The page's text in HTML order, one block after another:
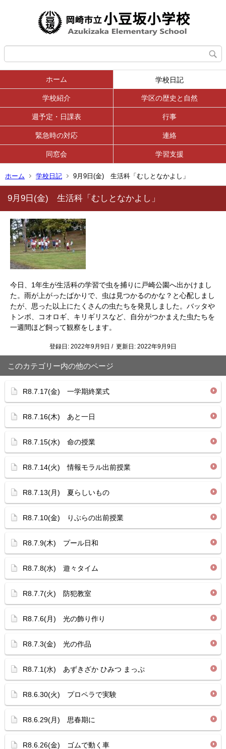
ホーム 学校日記
学校紹介 学区の歴史と自然
週予定・日課表 行事
緊急時の対応 連絡
同窓会 学習支援
ホーム 学校日記 9月9日(金) 生活科「むしとなかよし」
9月9日(金) 生活科「むしとなかよし」
今日、1年生が生活科の学習で虫を捕りに戸崎公園へ出かけまし
た。雨が上がったばかりで、虫は見つかるのかな？と心配しまし
たが、思った以上にたくさんの虫たちを発見しました。バッタや
トンボ、コオロギ、キリギリスなど、自分がつかまえた虫たちを
一週間ほど飼って観察をします。
登録日: 2022年9月9日 / 更新日: 2022年9月9日
このカテゴリー内の他のページ
R8.7.17(金) 一学期終業式
R8.7.16(木) あと一日
R8.7.15(水) 命の授業
R8.7.14(火) 情報モラル出前授業
R8.7.13(月) 夏らしいもの
R8.7.10(金) りぶらの出前授業
R8.7.9(木) プール日和
R8.7.8(水) 遊々タイム
R8.7.7(火) 防犯教室
R8.7.6(月) 光の飾り作り
R8.7.3(金) 光の作品
R8.7.1(水) あずきざか ひみつ まっぷ
R8.6.30(火) プロペラで実験
R8.6.29(月) 思春期に
R8.6.26(金) ゴムで動く車